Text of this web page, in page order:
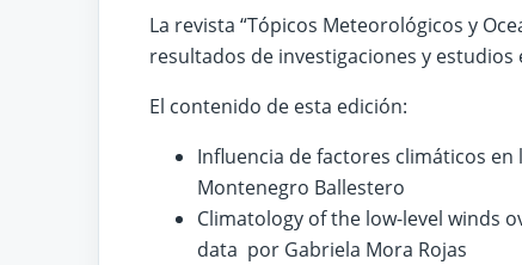
La revista “Tópicos Meteorológicos y
resultados de investigaciones y estudios
El contenido de esta edición:
Influencia de factores climáticos
Montenegro Ballestero
Climatology of the low-level winds
data por Gabriela Mora Rojas